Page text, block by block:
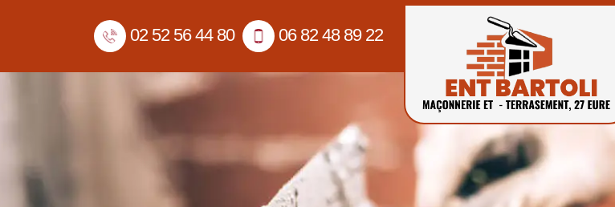
02 52 56 44 80 06 82 48 89 22